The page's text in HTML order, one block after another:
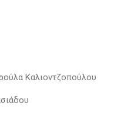
Καλιοντζοπούλου